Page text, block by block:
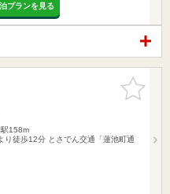
プランを見る
お気に入
りに追加
158m
り徒歩12分 とさでん交通「蓮池町通